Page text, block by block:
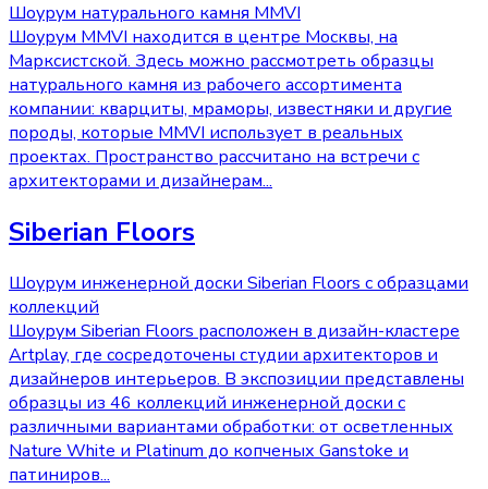
Шоурум натурального камня MMVI
Шоурум MMVI находится в центре Москвы, на
Марксистской. Здесь можно рассмотреть образцы
натурального камня из рабочего ассортимента
компании: кварциты, мраморы, известняки и другие
породы, которые MMVI использует в реальных
проектах. Пространство рассчитано на встречи с
архитекторами и дизайнерам...
Siberian Floors
Шоурум инженерной доски Siberian Floors с образцами
коллекций
Шоурум Siberian Floors расположен в дизайн-кластере
Artplay, где сосредоточены студии архитекторов и
дизайнеров интерьеров. В экспозиции представлены
образцы из 46 коллекций инженерной доски с
различными вариантами обработки: от осветленных
Nature White и Platinum до копченых Ganstoke и
патиниров...